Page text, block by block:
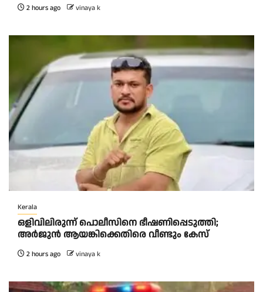
2 hours ago vinaya k
Kerala
ഒളിവിലിരുന്ന് പൊലീസിനെ ഭീഷണിപ്പെടുത്തി;
അർജുൻ ആയങ്കിക്കെതിരെ വീണ്ടും കേസ്
2 hours ago vinaya k